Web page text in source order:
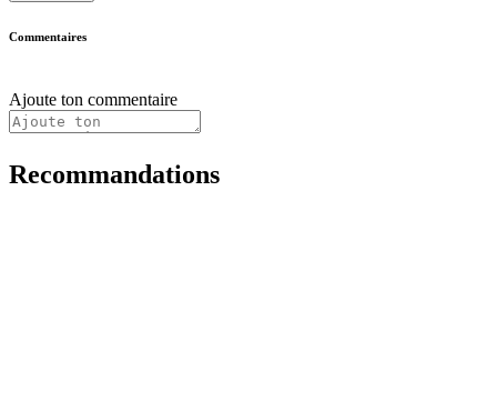
Commentaires
Ajoute ton commentaire
Recommandations